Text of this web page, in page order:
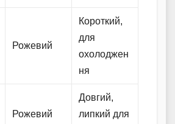
Рожевий
Короткий,
для
охолоджен
ня
Рожевий
Довгий,
липкий для